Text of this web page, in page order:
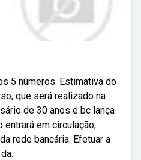
5 números. Estimativa do
que será realizado na
de 30 anos e bc lança
entrará em circulação,
rede bancária. Efetuar a